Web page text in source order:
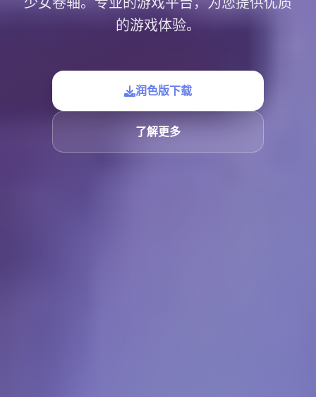
的游戏体验。
润色版下载
了解更多